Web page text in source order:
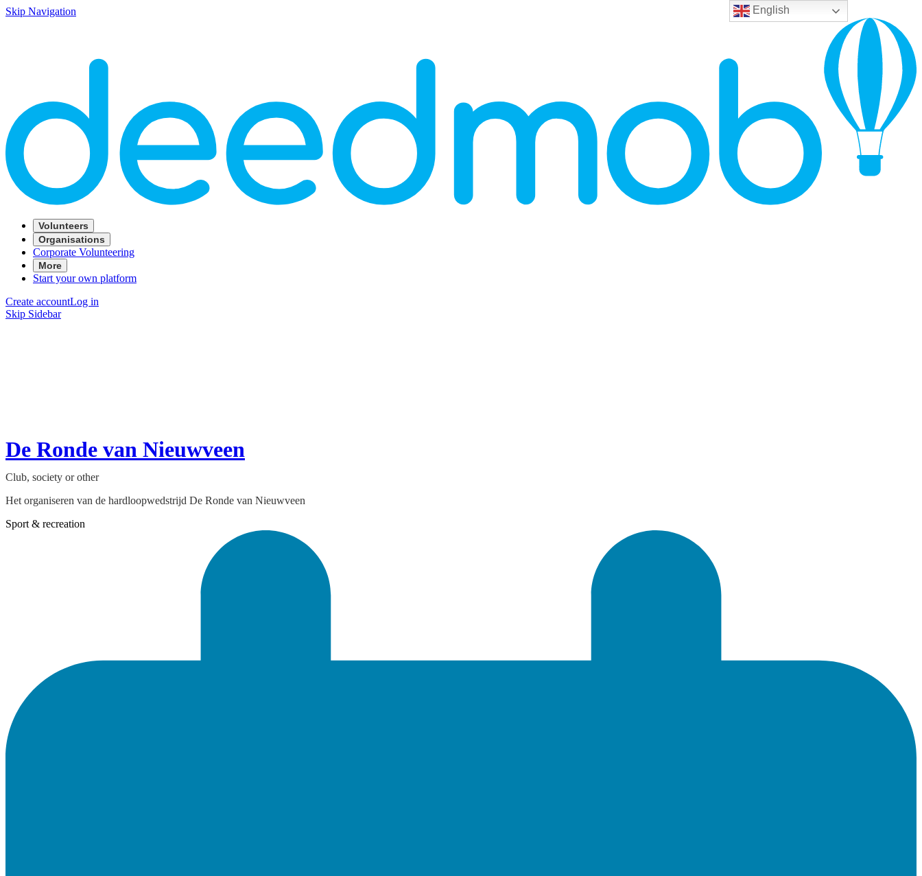
English
Skip Navigation
Volunteers
Organisations
Corporate Volunteering
More
Start your own platform
Create accountLog in
Skip Sidebar
De Ronde van Nieuwveen
Club, society or other
Het organiseren van de hardloopwedstrijd De Ronde van Nieuwveen
Sport & recreation